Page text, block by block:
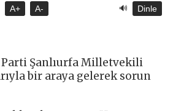
A+ A- 🔊 Dinle
Parti Şanlıurfa Milletvekili
bir araya gelerek sorun